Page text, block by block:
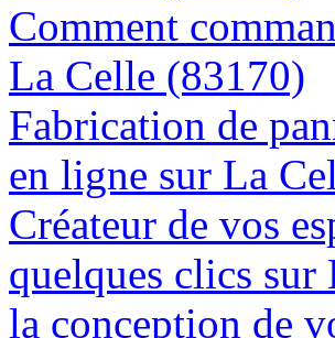
Comment
La Celle (83170)
Fabrication de
en ligne sur La
Créateur de vos
quelques clics
la conception de